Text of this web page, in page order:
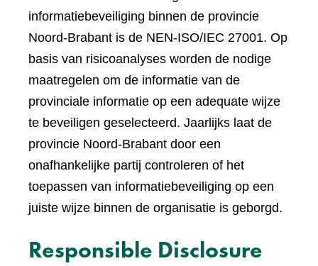
informatiebeveiliging binnen de provincie
Noord-Brabant is de NEN-ISO/IEC 27001. Op
basis van risicoanalyses worden de nodige
maatregelen om de informatie van de
provinciale informatie op een adequate wijze
te beveiligen geselecteerd. Jaarlijks laat de
provincie Noord-Brabant door een
onafhankelijke partij controleren of het
toepassen van informatiebeveiliging op een
juiste wijze binnen de organisatie is geborgd.
Responsible Disclosure